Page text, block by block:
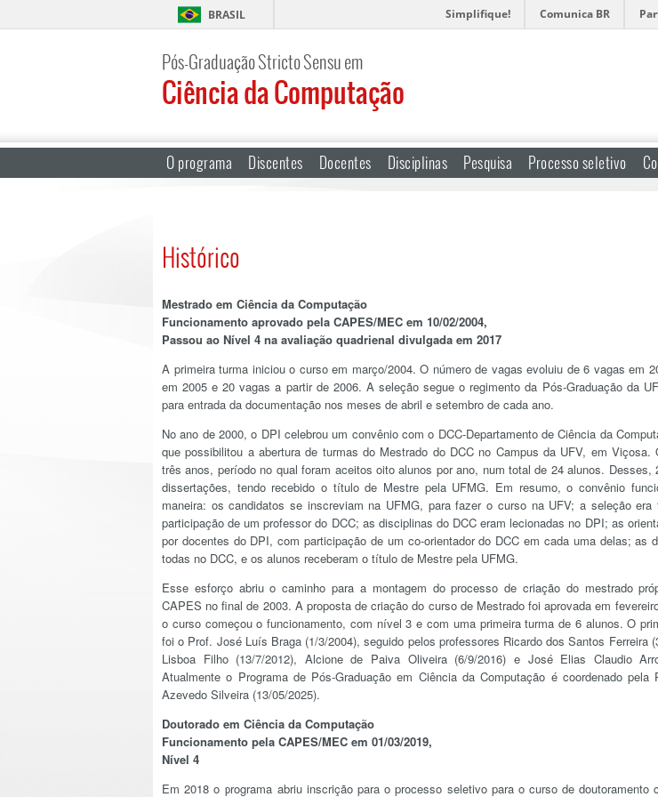
BRASIL Simplifique! Comunica BR
Pós-Graduação Stricto Sensu em
Ciência da Computação
O programa Discentes Docentes Disciplinas Pesquisa Processo seletivo
Histórico
Mestrado em Ciência da Computação
Funcionamento aprovado pela CAPES/MEC em 10/02/2004,
Passou ao Nível 4 na avaliação quadrienal divulgada em 2017
A primeira turma iniciou o curso em março/2004. O número de vagas evoluiu de 6 vagas em
em 2005 e 20 vagas a partir de 2006. A seleção segue o regimento da Pós-Graduação da
para entrada da documentação nos meses de abril e setembro de cada ano.
No ano de 2000, o DPI celebrou um convênio com o DCC-Departamento de Ciência da
que possibilitou a abertura de turmas do Mestrado do DCC no Campus da UFV, em Viçosa.
três anos, período no qual foram aceitos oito alunos por ano, num total de 24 alunos. Desses,
dissertações, tendo recebido o título de Mestre pela UFMG. Em resumo, o convênio
maneira: os candidatos se inscreviam na UFMG, para fazer o curso na UFV; a seleção
participação de um professor do DCC; as disciplinas do DCC eram lecionadas no DPI; as
por docentes do DPI, com participação de um co-orientador do DCC em cada uma delas; as
todas no DCC, e os alunos receberam o título de Mestre pela UFMG.
Esse esforço abriu o caminho para a montagem do processo de criação do mestrado
CAPES no final de 2003. A proposta de criação do curso de Mestrado foi aprovada em
o curso começou o funcionamento, com nível 3 e com uma primeira turma de 6 alunos. O
foi o Prof. José Luís Braga (1/3/2004), seguido pelos professores Ricardo dos Santos Ferreira
Lisboa Filho (13/7/2012), Alcione de Paiva Oliveira (6/9/2016) e José Elias Claudio
Atualmente o Programa de Pós-Graduação em Ciência da Computação é coordenado pela
Azevedo Silveira (13/05/2025).
Doutorado em Ciência da Computação
Funcionamento pela CAPES/MEC em 01/03/2019,
Nível 4
Em 2018 o programa abriu inscrição para o processo seletivo para o curso de doutoramento